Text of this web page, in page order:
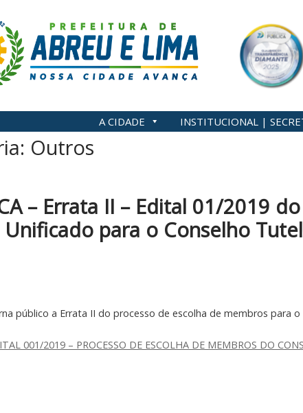
A CIDADE INSTITUCIONAL |
Outros
– Errata II – Edital 01/2019
Unificado para o Conselho
público a Errata II do processo de escolha de membros para o
001/2019 – PROCESSO DE ESCOLHA DE MEMBROS DO